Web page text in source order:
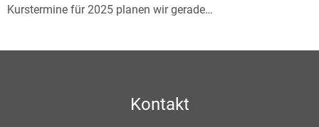
Kurstermine für 2025 planen wir gerade…
Kontakt